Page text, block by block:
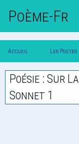
Poème-Fr
Accueil
Poesie
Les Poetes
Classique
Poésie : Sur
Sonnet 1